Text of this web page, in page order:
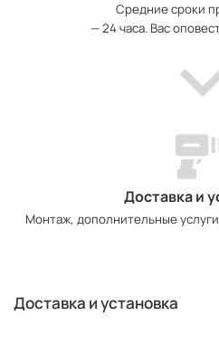
Средние сроки
— 24 часа. Вас
Доставка и
Монтаж, дополнительные
Доставка и установка